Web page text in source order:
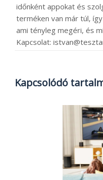
időnként appokat és
terméken van már túl,
ami tényleg megéri, és
Kapcsolat:
Kapcsolódó